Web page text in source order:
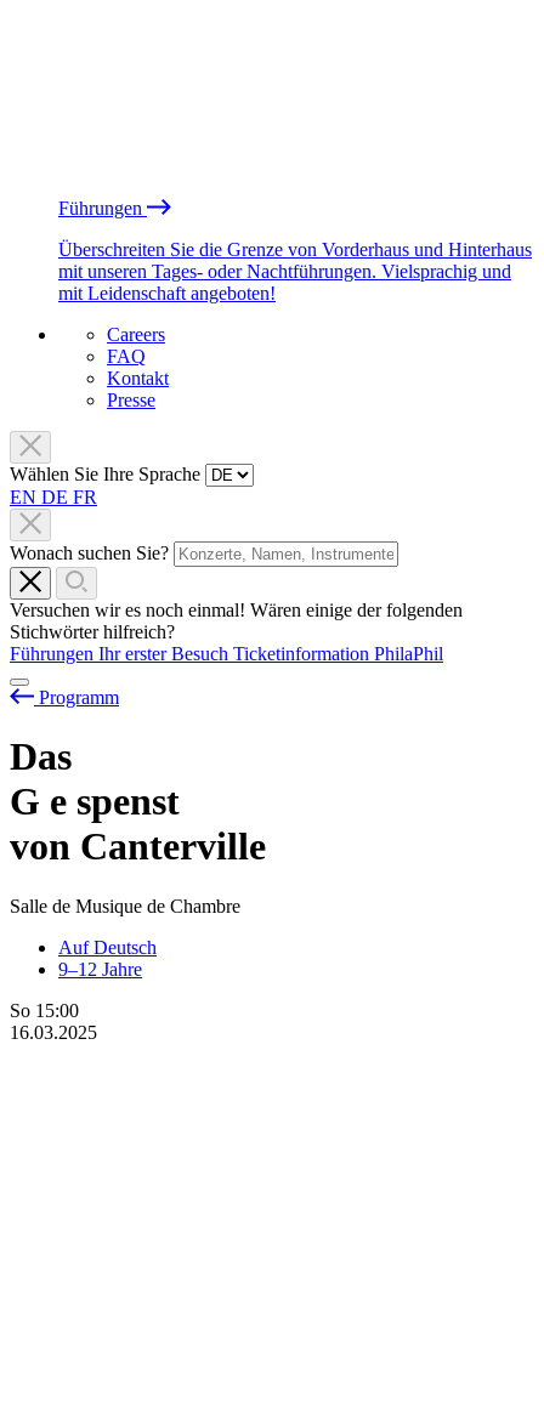
Führungen
Überschreiten Sie die Grenze von Vorderhaus und Hinterhaus
mit unseren Tages- oder Nachtführungen. Vielsprachig und
mit Leidenschaft angeboten!
Careers
FAQ
Kontakt
Presse
Wählen Sie Ihre Sprache
EN DE FR
Wonach suchen Sie?
Versuchen wir es noch einmal! Wären einige der folgenden
Stichwörter hilfreich?
Führungen Ihr erster Besuch Ticketinformation PhilaPhil
Programm
Das
G e spenst
von Canterville
Salle de Musique de Chambre
Auf Deutsch
9–12 Jahre
So 15:00
16.03.2025